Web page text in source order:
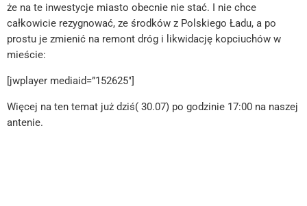
że na te inwestycje miasto obecnie nie stać. I nie chce
całkowicie rezygnować, ze środków z Polskiego Ładu, a po
prostu je zmienić na remont dróg i likwidację kopciuchów w
mieście:
[jwplayer mediaid=”152625″]
Więcej na ten temat już dziś( 30.07) po godzinie 17:00 na naszej
antenie.